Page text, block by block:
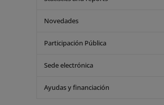
Novedades
Participación Pública
Sede electrónica
Ayudas y financiación